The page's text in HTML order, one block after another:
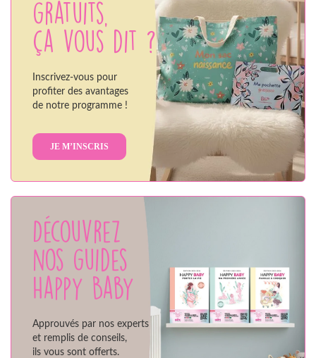
gratuits,
ça vous dit ?
Inscrivez-vous pour
profiter des avantages
de notre programme !
JE M’INSCRIS
Découvrez
nos guides
Happy Baby
Approuvés par nos experts
et remplis de conseils,
ils vous sont offerts.